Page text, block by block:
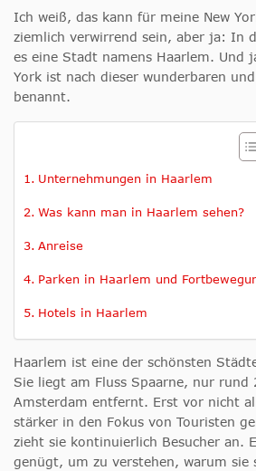
Ich weiß, das kann für meine New
ziemlich verwirrend sein, aber ja: In
es eine Stadt namens Haarlem. Und
York ist nach dieser wunderbaren
benannt.
Unternehmungen in Haarlem
Was kann man in Haarlem sehen?
Anreise
Parken in Haarlem und
Hotels in Haarlem
Haarlem ist eine der schönsten
Sie liegt am Fluss Spaarne, nur rund
Amsterdam entfernt. Erst vor nicht
stärker in den Fokus von Touristen
zieht sie kontinuierlich Besucher an.
genügt, um zu verstehen, warum sie